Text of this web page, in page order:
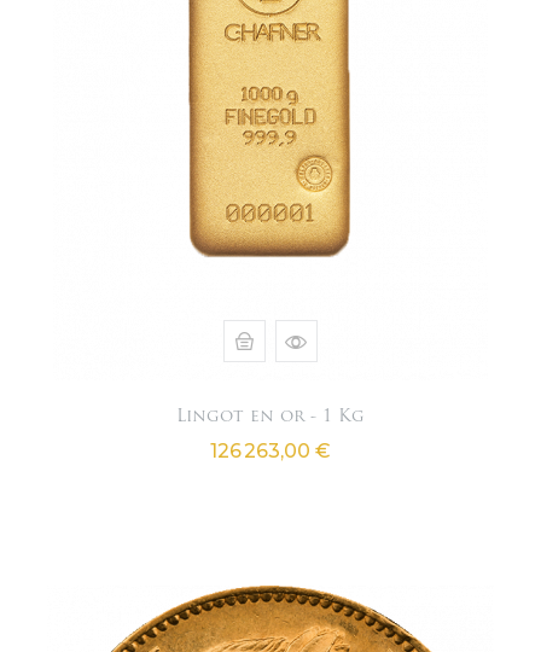
Lingot en or - 1 Kg
Prix
126 263,00 €